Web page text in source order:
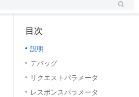
目次
説明
デバッグ
リクエストパラメータ
レスポンスパラメータ